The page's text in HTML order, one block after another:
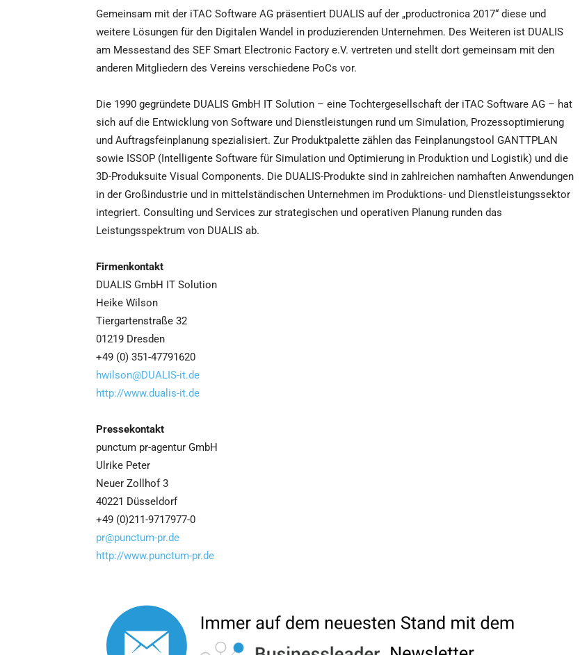
Gemeinsam mit der iTAC Software AG präsentiert DUALIS auf der „productronica 2017“ diese und
weitere Lösungen für den Digitalen Wandel in produzierenden Unternehmen. Des Weiteren ist DUALIS
am Messestand des SEF Smart Electronic Factory e.V. vertreten und stellt dort gemeinsam mit den
anderen Mitgliedern des Vereins verschiedene PoCs vor.
Die 1990 gegründete DUALIS GmbH IT Solution – eine Tochtergesellschaft der iTAC Software AG – hat
sich auf die Entwicklung von Software und Dienstleistungen rund um Simulation, Prozessoptimierung
und Auftragsfeinplanung spezialisiert. Zur Produktpalette zählen das Feinplanungstool GANTTPLAN
sowie ISSOP (Intelligente Software für Simulation und Optimierung in Produktion und Logistik) und die
3D-Produksuite Visual Components. Die DUALIS-Produkte sind in zahlreichen namhaften Anwendungen
in der Großindustrie und in mittelständischen Unternehmen im Produktions- und Dienstleistungssektor
integriert. Consulting und Services zur strategischen und operativen Planung runden das
Leistungsspektrum von DUALIS ab.
Firmenkontakt
DUALIS GmbH IT Solution
Heike Wilson
Tiergartenstraße 32
01219 Dresden
+49 (0) 351-47791620
hwilson@DUALIS-it.de
http://www.dualis-it.de
Pressekontakt
punctum pr-agentur GmbH
Ulrike Peter
Neuer Zollhof 3
40221 Düsseldorf
+49 (0)211-9717977-0
pr@punctum-pr.de
http://www.punctum-pr.de